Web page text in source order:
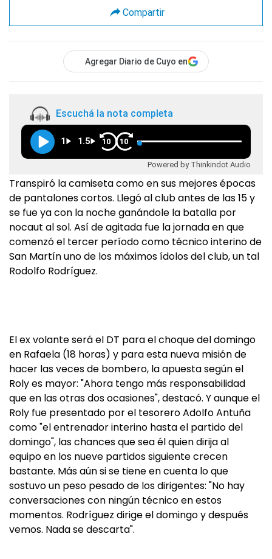
Compartir
Agregar Diario de Cuyo en
Escuchá la nota completa
1 1.5 10 10
Powered by Thinkindot Audio
Transpiró la camiseta como en sus mejores épocas
de pantalones cortos. Llegó al club antes de las 15 y
se fue ya con la noche ganándole la batalla por
nocaut al sol. Así de agitada fue la jornada en que
comenzó el tercer período como técnico interino de
San Martín uno de los máximos ídolos del club, un tal
Rodolfo Rodríguez.
El ex volante será el DT para el choque del domingo
en Rafaela (18 horas) y para esta nueva misión de
hacer las veces de bombero, la apuesta según el
Roly es mayor: "Ahora tengo más responsabilidad
que en las otras dos ocasiones", destacó. Y aunque el
Roly fue presentado por el tesorero Adolfo Antuña
como "el entrenador interino hasta el partido del
domingo", las chances que sea él quien dirija al
equipo en los nueve partidos siguiente crecen
bastante. Más aún si se tiene en cuenta lo que
sostuvo un peso pesado de los dirigentes: "No hay
conversaciones con ningún técnico en estos
momentos. Rodríguez dirige el domingo y después
vemos. Nada se descarta".